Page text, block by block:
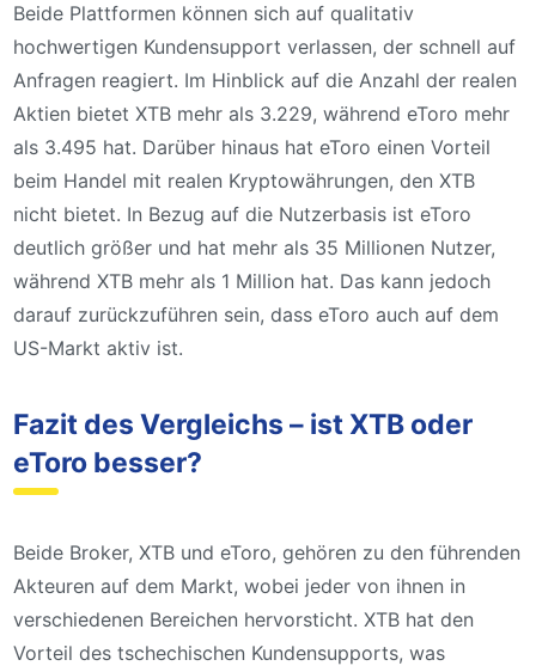
Beide Plattformen können sich auf qualitativ
hochwertigen Kundensupport verlassen, der schnell auf
Anfragen reagiert. Im Hinblick auf die Anzahl der realen
Aktien bietet XTB mehr als 3.229, während eToro mehr
als 3.495 hat. Darüber hinaus hat eToro einen Vorteil
beim Handel mit realen Kryptowährungen, den XTB
nicht bietet. In Bezug auf die Nutzerbasis ist eToro
deutlich größer und hat mehr als 35 Millionen Nutzer,
während XTB mehr als 1 Million hat. Das kann jedoch
darauf zurückzuführen sein, dass eToro auch auf dem
US-Markt aktiv ist.
Fazit des Vergleichs – ist XTB oder
eToro besser?
Beide Broker, XTB und eToro, gehören zu den führenden
Akteuren auf dem Markt, wobei jeder von ihnen in
verschiedenen Bereichen hervorsticht. XTB hat den
Vorteil des tschechischen Kundensupports, was